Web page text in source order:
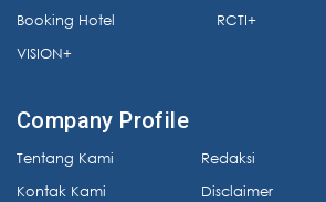
Booking Hotel
VISION+
RCTI+
Company Profile
Tentang Kami
Kontak Kami
Redaksi
Disclaimer